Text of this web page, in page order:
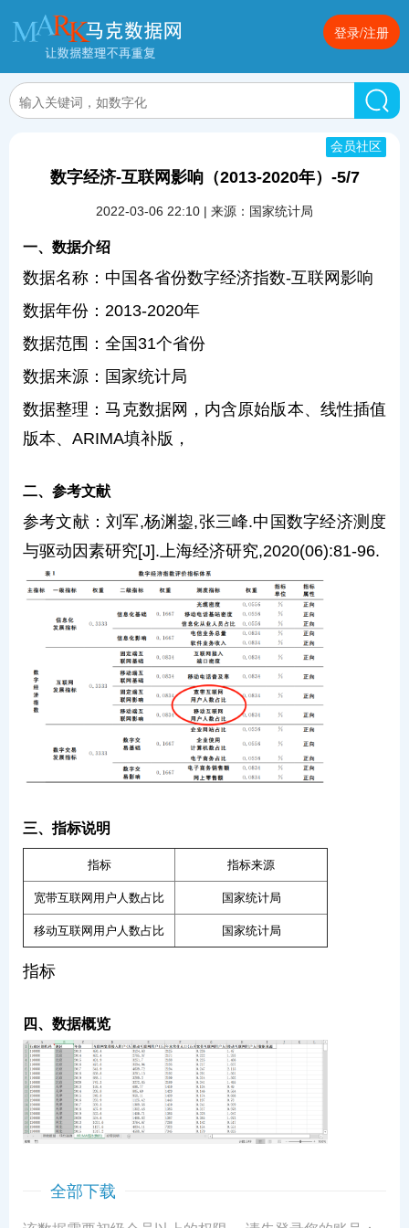
登录/注册
数字经济-互联网影响（2013-2020年）-5/7
会员社区
2022-03-06 22:10 | 来源：国家统计局
一、数据介绍
数据名称：中国各省份数字经济指数-互联网影响
数据年份：2013-2020年
数据范围：全国31个省份
数据来源：国家统计局
数据整理：马克数据网，内含原始版本、线性插值
版本、ARIMA填补版，
二、参考文献
参考文献：刘军,杨渊鋆,张三峰.中国数字经济测度
与驱动因素研究[J].上海经济研究,2020(06):81-96.
三、指标说明
指标 指标来源
宽带互联网用户人数占比 国家统计局
移动互联网用户人数占比 国家统计局
指标
四、数据概览
全部下载